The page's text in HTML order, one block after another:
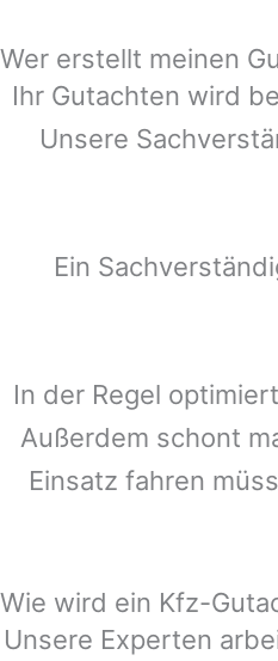
Wer erstellt meinen
Ihr Gutachten wird
Unsere
Ein
In der Regel
Außerdem schont
Einsatz fahren
Wie wird ein Kfz-
Unsere Experten